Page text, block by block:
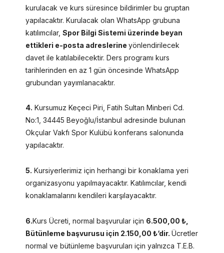
kurulacak ve kurs süresince bildirimler bu gruptan
yapılacaktır. Kurulacak olan WhatsApp grubuna
katılımcılar, Spor Bilgi Sistemi üzerinde beyan
ettikleri e-posta adreslerine yönlendirilecek
davet ile katılabilecektir. Ders programı kurs
tarihlerinden en az 1 gün öncesinde WhatsApp
grubundan yayımlanacaktır.
4. Kursumuz Keçeci Piri, Fatih Sultan Minberi Cd.
No:1, 34445 Beyoğlu/İstanbul adresinde bulunan
Okçular Vakfı Spor Kulübü konferans salonunda
yapılacaktır.
5. Kursiyerlerimiz için herhangi bir konaklama yeri
organizasyonu yapılmayacaktır. Katılımcılar, kendi
konaklamalarını kendileri karşılayacaktır.
6.Kurs Ücreti, normal başvurular için 6.500,00 ₺,
Bütünleme başvurusu için 2.150,00 ₺‘dir. Ücretler
normal ve bütünleme başvuruları için yalnızca T.E.B.